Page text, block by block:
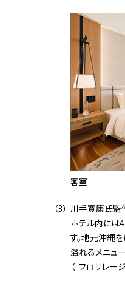
客室
川手寛康氏監
ホテル内には4
す。地元沖縄
溢れるメニュ
（「フロリレー